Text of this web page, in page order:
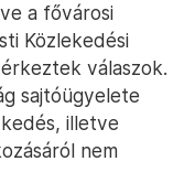
a fővárosi
Közlekedési
válaszok.
sajtóügyelete
illetve
nem